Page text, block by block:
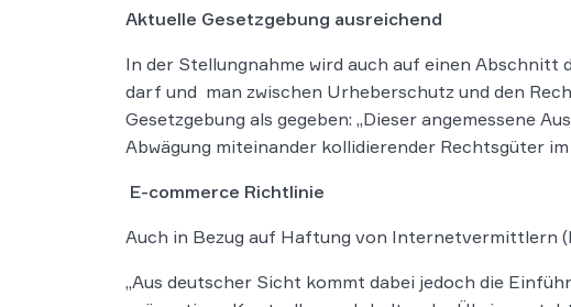
Aktuelle Gesetzgebung ausreichend
In der Stellungnahme wird auch auf einen Abschnitt
darf und man zwischen Urheberschutz und den
Gesetzgebung als gegeben: „Dieser angemessene
Abwägung miteinander kollidierender Rechtsgüter
E-commerce Richtlinie
Auch in Bezug auf Haftung von Internetvermittlern
„Aus deutscher Sicht kommt dabei jedoch die